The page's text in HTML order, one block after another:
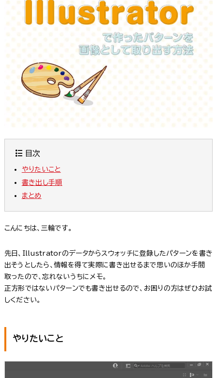
目次
やりたいこと
書き出し手順
まとめ
こんにちは、三輪です。
先日、Illustratorのデータからスウォッチに登録したパターンを書き
出そうとしたら、情報を得て実際に書き出せるまで思いのほか手間
取ったので、忘れないうちにメモ。
正方形ではないパターンでも書き出せるので、お困りの方はぜひお試
しください。
やりたいこと